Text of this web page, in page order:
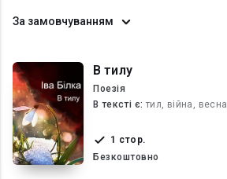
За замовчуванням
В тилу
Поезія
В текcті є:тил, війна, весна
1 стор.
Безкоштовно